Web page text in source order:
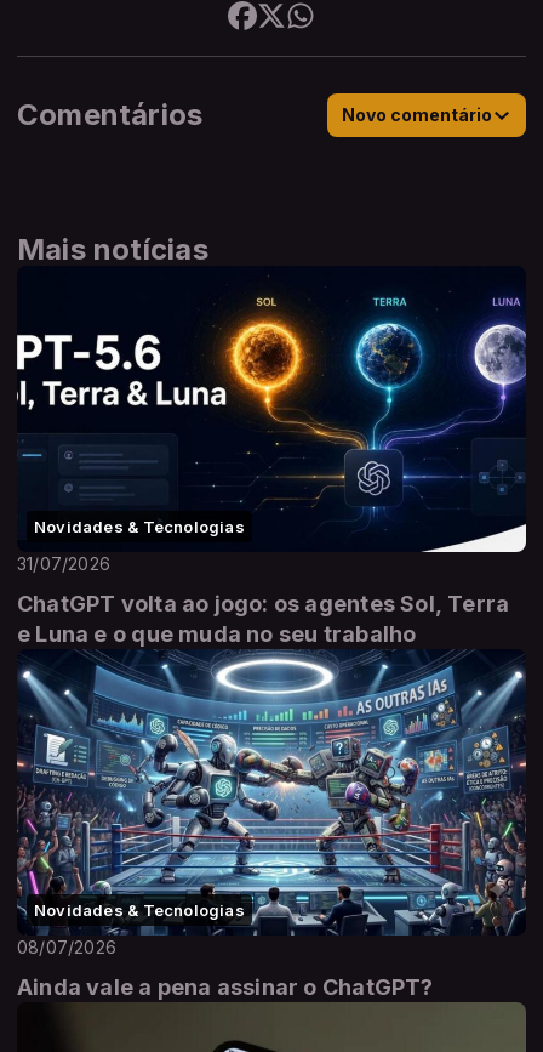
Comentários Novo comentário
Mais notícias
Novidades & Tecnologias
31/07/2026
ChatGPT volta ao jogo: os agentes Sol, Terra
e Luna e o que muda no seu trabalho
Novidades & Tecnologias
08/07/2026
Ainda vale a pena assinar o ChatGPT?